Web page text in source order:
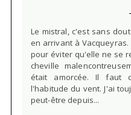
Le mistral, c'est sans
en arrivant à
pour éviter qu'elle ne se
cheville
était amorcée. Il faut
l'habitude du vent. J'ai
peut-être depuis...